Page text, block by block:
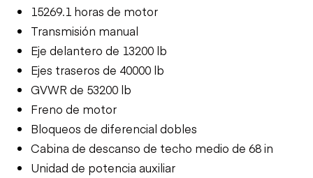
15269.1 horas de motor
Transmisión manual
Eje delantero de 13200 lb
Ejes traseros de 40000 lb
GVWR de 53200 lb
Freno de motor
Bloqueos de diferencial dobles
Cabina de descanso de techo medio de 68 in
Unidad de potencia auxiliar